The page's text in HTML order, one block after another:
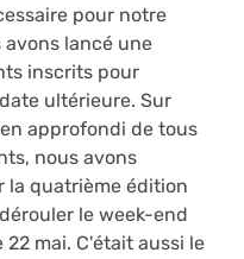
pour notre
lancé une
inscrits pour
ultérieure. Sur
approfondi de tous
nous avons
la quatrième édition
le week-end
mai. C'était aussi le